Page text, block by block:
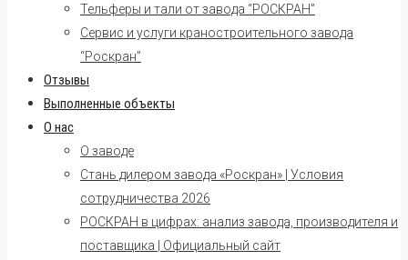
Тельферы и тали от завода “РОСКРАН”
Сервис и услуги краностроительного завода
“Роскран”
Отзывы
Выполненные объекты
О нас
О заводе
Стань дилером завода «Роскран» | Условия
сотрудничества 2026
РОСКРАН в цифрах: анализ завода, производителя и
поставщика | Официальный сайт